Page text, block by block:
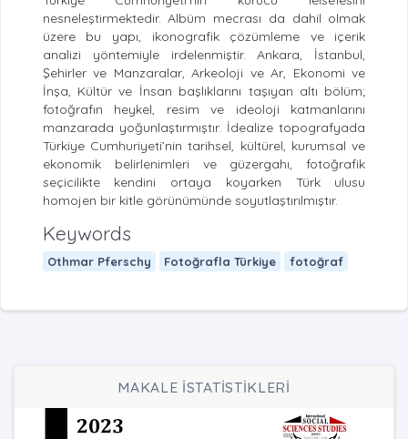
nesneleştirmektedir. Albüm mecrası da dahil olmak
üzere bu yapı, ikonografik çözümleme ve içerik
analizi yöntemiyle irdelenmiştir. Ankara, İstanbul,
Şehirler ve Manzaralar, Arkeoloji ve Ar, Ekonomi ve
İnşa, Kültür ve İnsan başlıklarını taşıyan altı bölüm;
fotoğrafın heykel, resim ve ideoloji katmanlarını
manzarada yoğunlaştırmıştır. İdealize topografyada
Türkiye Cumhuriyeti’nin tarihsel, kültürel, kurumsal ve
ekonomik belirlenimleri ve güzergahı, fotoğrafik
seçicilikte kendini ortaya koyarken Türk ulusu
homojen bir kitle görünümünde soyutlaştırılmıştır.
Keywords
Othmar Pferschy Fotoğrafla Türkiye fotoğraf
MAKALE İSTATİSTİKLERİ